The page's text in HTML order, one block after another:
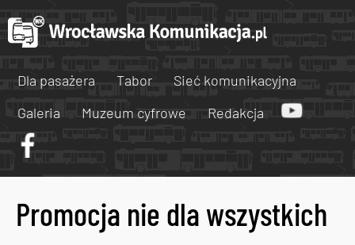
Dla pasażera Tabor
Sieć komunikacyjna
Galeria
Muzeum cyfrowe Redakcja
Promocja nie dla wszystkich